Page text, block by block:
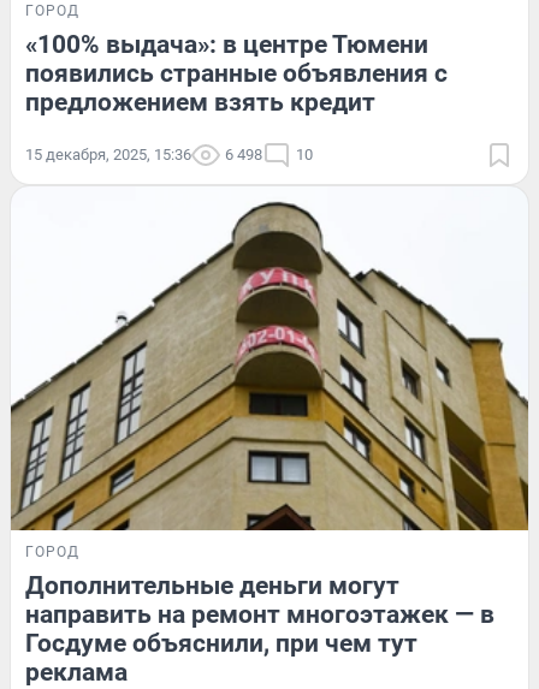
ГОРОД
«100% выдача»: в центре Тюмени
появились странные объявления с
предложением взять кредит
15 декабря, 2025, 15:36 6 498 10
ГОРОД
Дополнительные деньги могут
направить на ремонт многоэтажек — в
Госдуме объяснили, при чем тут
реклама